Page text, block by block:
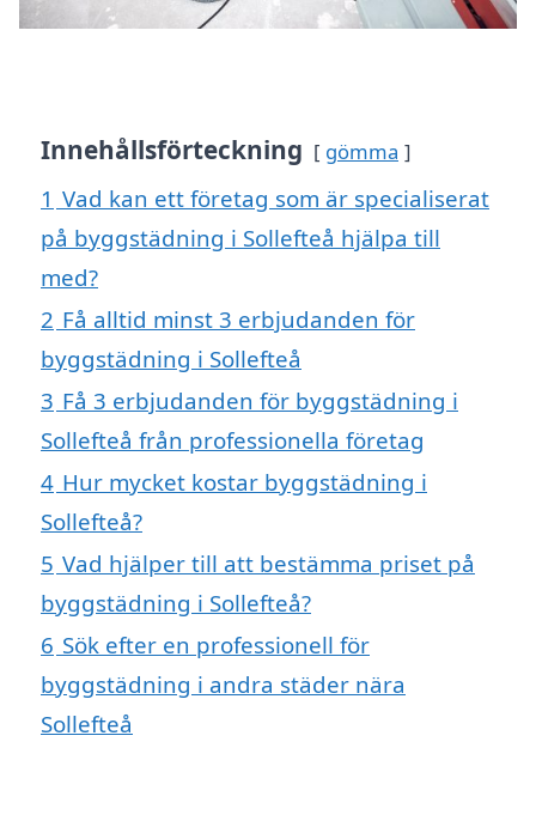
Innehållsförteckning gömma
1 Vad kan ett företag som är specialiserat
på byggstädning i Sollefteå hjälpa till
med?
2 Få alltid minst 3 erbjudanden för
byggstädning i Sollefteå
3 Få 3 erbjudanden för byggstädning i
Sollefteå från professionella företag
4 Hur mycket kostar byggstädning i
Sollefteå?
5 Vad hjälper till att bestämma priset på
byggstädning i Sollefteå?
6 Sök efter en professionell för
byggstädning i andra städer nära
Sollefteå